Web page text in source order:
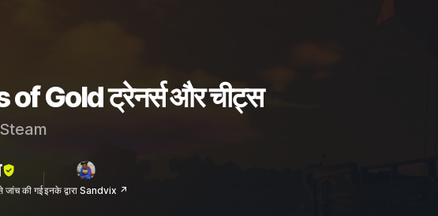
Gold ट्रेनर्स और चीट्स
Steam
जांच की गईइनके द्वारा Sandvix ↗